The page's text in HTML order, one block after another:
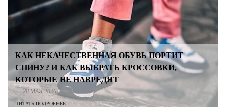
КАК НЕКАЧЕСТВЕННАЯ ОБУВЬ ПОРТИТ
СПИНУ? И КАК ВЫБРАТЬ КРОССОВКИ,
КОТОРЫЕ НЕ НАВРЕДЯТ
28 МАЯ 2026
ЧИТАТЬ ПОДРОБНЕЕ